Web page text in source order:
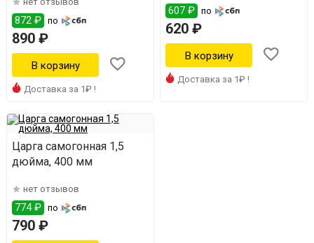
872 ₽ по
890 ₽
Доставка за 1₽ !
607 ₽ по
620 ₽
Доставка за 1₽ !
Царга самогонная 1,5
дюйма, 400 мм
нет отзывов
774 ₽ по
790 ₽